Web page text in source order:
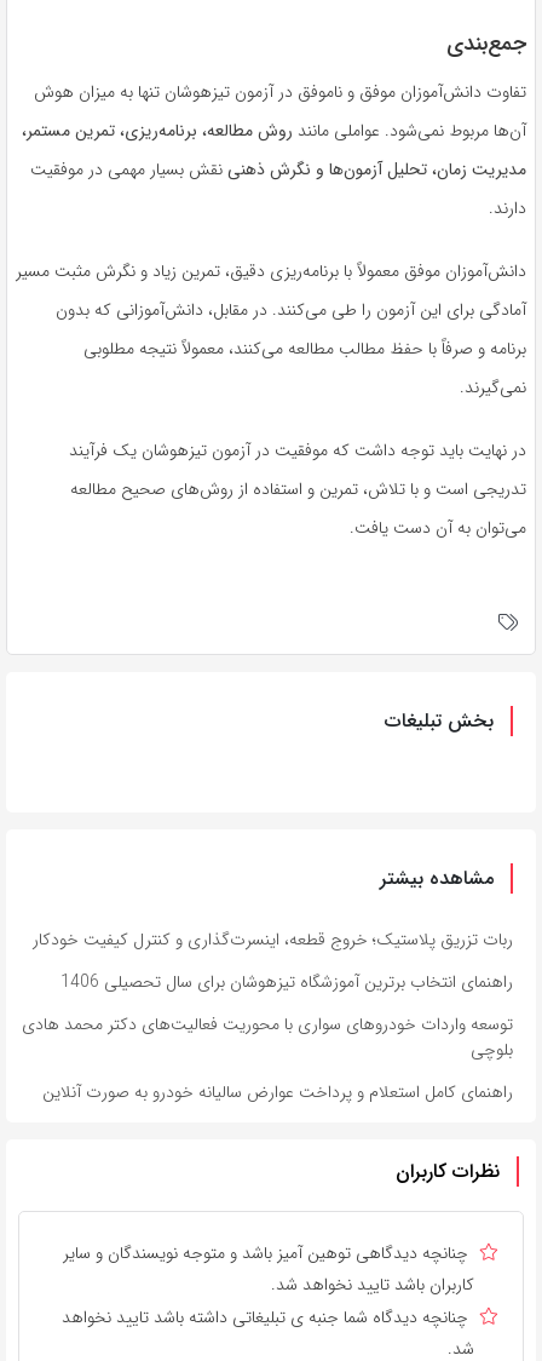
جمع‌بندی
تفاوت دانش‌آموزان موفق و ناموفق در آزمون تیزهوشان تنها به میزان هوش
آن‌ها مربوط نمی‌شود. عواملی مانند روش مطالعه، برنامه‌ریزی، تمرین مستمر،
مدیریت زمان، تحلیل آزمون‌ها و نگرش ذهنینقش بسیار مهمی در موفقیت
دارند.
دانش‌آموزان موفق معمولاً با برنامه‌ریزی دقیق، تمرین زیاد و نگرش مثبت مسیر
آمادگی برای این آزمون را طی می‌کنند. در مقابل، دانش‌آموزانی که بدون
برنامه و صرفاً با حفظ مطالب مطالعه می‌کنند، معمولاً نتیجه مطلوبی
نمی‌گیرند.
در نهایت باید توجه داشت که موفقیت در آزمون تیزهوشان یک فرآیند
تدریجی است و با تلاش، تمرین و استفاده از روش‌های صحیح مطالعه
می‌توان به آن دست یافت.
بخش تبلیغات
مشاهده بیشتر
ربات تزریق پلاستیک؛ خروج قطعه، اینسرت‌گذاری و کنترل کیفیت خودکار
راهنمای انتخاب برترین آموزشگاه تیزهوشان برای سال تحصیلی 1406
توسعه واردات خودروهای سواری با محوریت فعالیت‌های دکتر محمد هادی
بلوچی
راهنمای کامل استعلام و پرداخت عوارض سالیانه خودرو به صورت آنلاین
نظرات کاربران
چنانچه دیدگاهی توهین آمیز باشد و متوجه نویسندگان و سایر
کاربران باشد تایید نخواهد شد.
چنانچه دیدگاه شما جنبه ی تبلیغاتی داشته باشد تایید نخواهد
شد.